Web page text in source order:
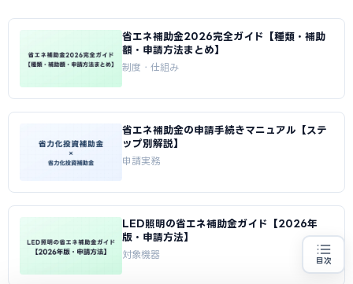
省エネ補助金2026完全ガイド【種類・補助
額・申請方法まとめ】
制度・仕組み
省エネ補助金の申請手続きマニュアル【ステ
ップ別解説】
申請実務
LED照明の省エネ補助金ガイド【2026年
版・申請方法】
対象機器
目次